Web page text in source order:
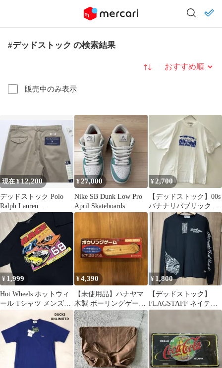
#デッドストック の検索結果
販売中のみ表示
並び替え
現在 ¥12,200
デッドストック Polo
Ralph Lauren
HAMMOND PANT
¥27,000
Nike SB Dunk Low Pro
April Skateboards
¥2,700
【デッドストック】00s
バナナリパブリック ハ
ワイ限定 Tシャツ 白 M
¥ 1,999
Hot Wheels ホットウィ
ール Tシャツ メンズXL
ブラック 送料込み
¥4,390
【未使用品】ハナヤマ
木製 ボーリングゲーム
昭和レトロ ウッディシ
リーズ 卓上
¥ 1,800
【デッドストック】
FLAGSTAFF ネイティ
ブ刺繍 バイカー アメカ